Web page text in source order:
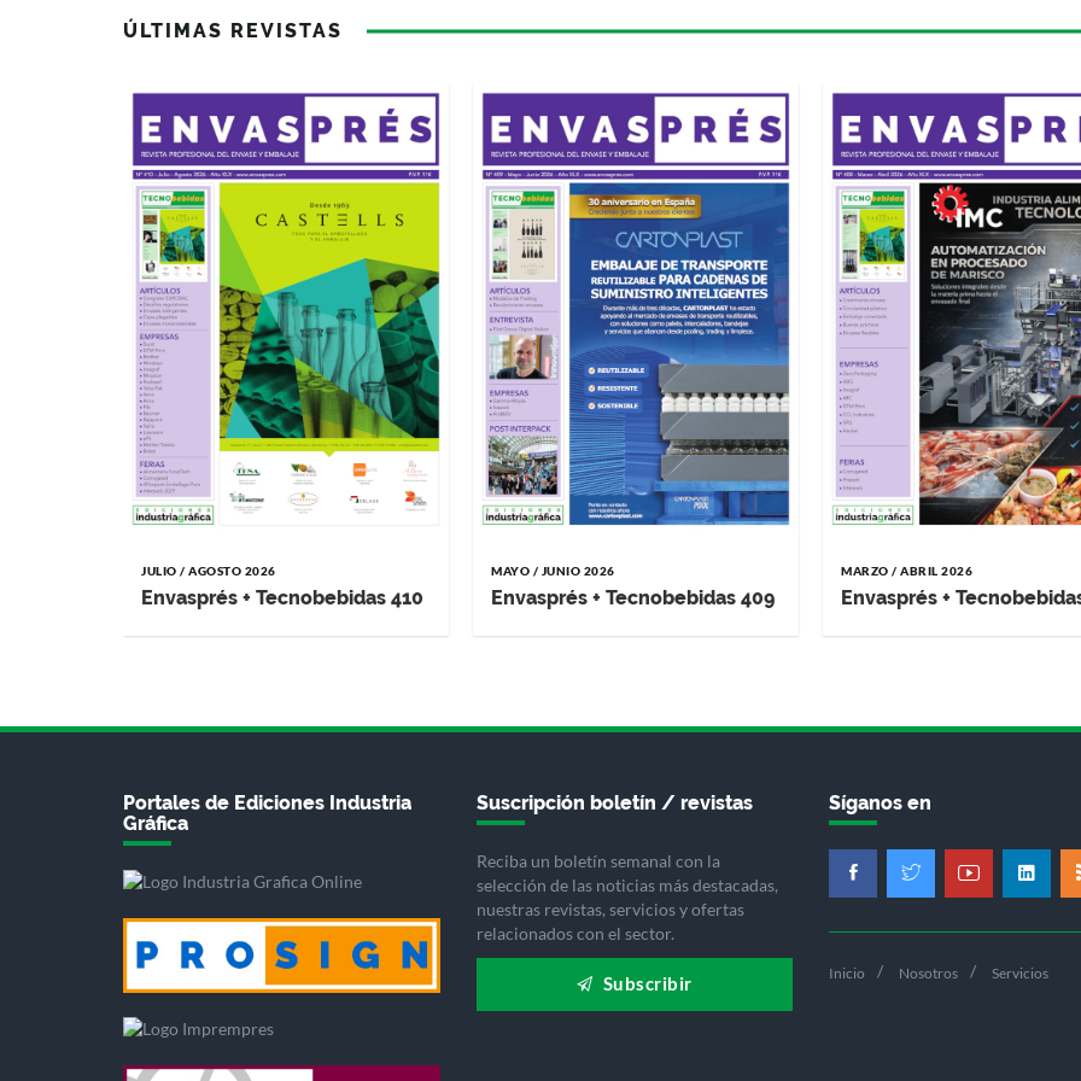
ÚLTIMAS REVISTAS
JULIO / AGOSTO 2026
Envasprés + Tecnobebidas 410
MAYO / JUNIO 2026
Envasprés + Tecnobebidas 409
MARZO / ABRIL 2026
Envasprés +
Portales de Ediciones Industria
Gráfica
Suscripción boletín / revistas
Reciba un boletín semanal con la
selección de las noticias más destacadas,
nuestras revistas, servicios y ofertas
relacionados con el sector.
Subscribir
Síganos en
Inicio Nosotros Servicios